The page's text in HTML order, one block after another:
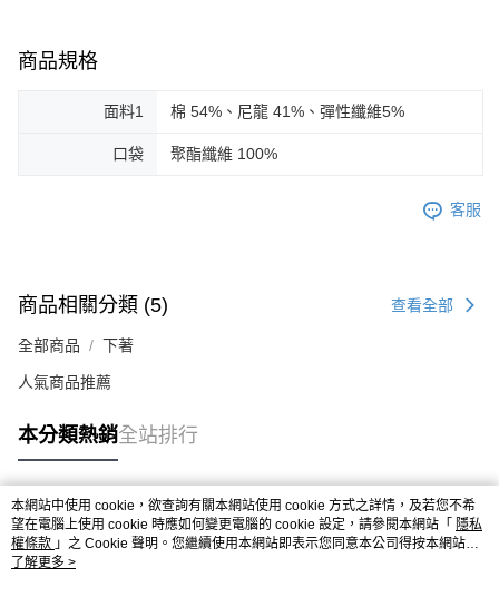
商品規格
面料1 棉 54%、尼龍 41%、彈性纖維5%
口袋 聚酯纖維 100%
客服
商品相關分類 (5) 查看全部
全部商品 下著
人氣商品推薦
本分類熱銷全站排行
熱門標籤
本網站中使用 cookie，欲查詢有關本網站使用 cookie 方式之詳情，及若您不希
望在電腦上使用 cookie 時應如何變更電腦的 cookie 設定，請參閱本網站「 隱私
權條款 」之 Cookie 聲明。您繼續使用本網站即表示您同意本公司得按本網站使
用條款之 Cookie 聲明使用 cookie。
了解更多 >